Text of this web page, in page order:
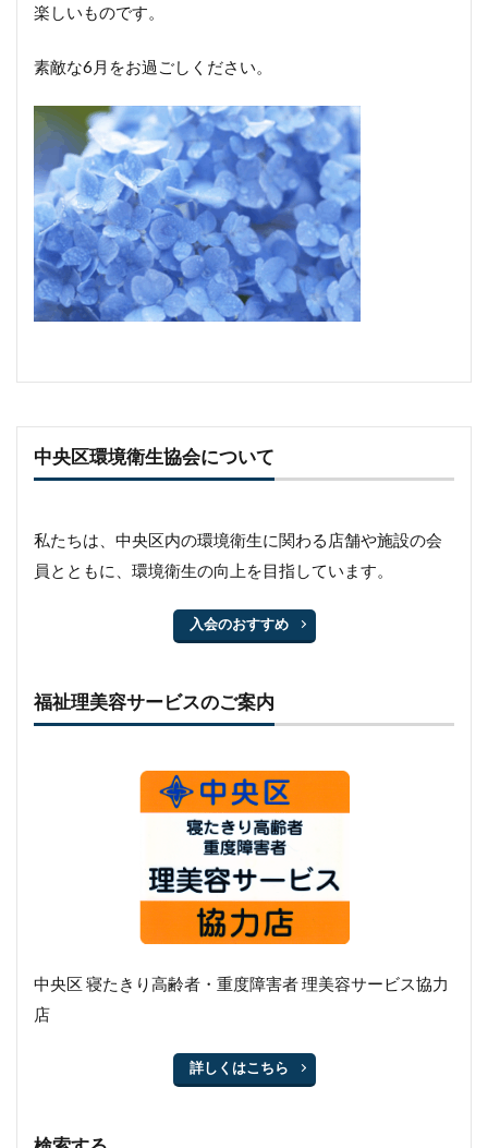
楽しいものです。
素敵な6月をお過ごしください。
中央区環境衛生協会について
私たちは、中央区内の環境衛生に関わる店舗や施設の会
員とともに、環境衛生の向上を目指しています。
入会のおすすめ
福祉理美容サービスのご案内
中央区 寝たきり高齢者・重度障害者 理美容サービス協力
店
詳しくはこちら